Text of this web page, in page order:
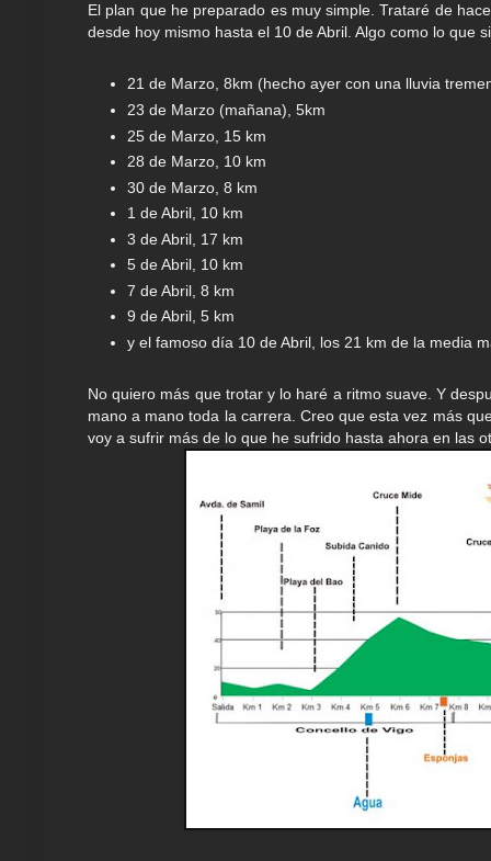
El plan que he preparado es muy simple. Trataré de
desde hoy mismo hasta el 10 de Abril. Algo como lo que
21 de Marzo, 8km (hecho ayer con una lluvia
23 de Marzo (mañana), 5km
25 de Marzo, 15 km
28 de Marzo, 10 km
30 de Marzo, 8 km
1 de Abril, 10 km
3 de Abril, 17 km
5 de Abril, 10 km
7 de Abril, 8 km
9 de Abril, 5 km
y el famoso día 10 de Abril, los 21 km de la media
No quiero más que trotar y lo haré a ritmo suave. Y
mano a mano toda la carrera. Creo que esta vez más
voy a sufrir más de lo que he sufrido hasta ahora en las